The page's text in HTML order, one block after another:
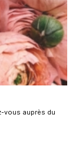
vous auprès du